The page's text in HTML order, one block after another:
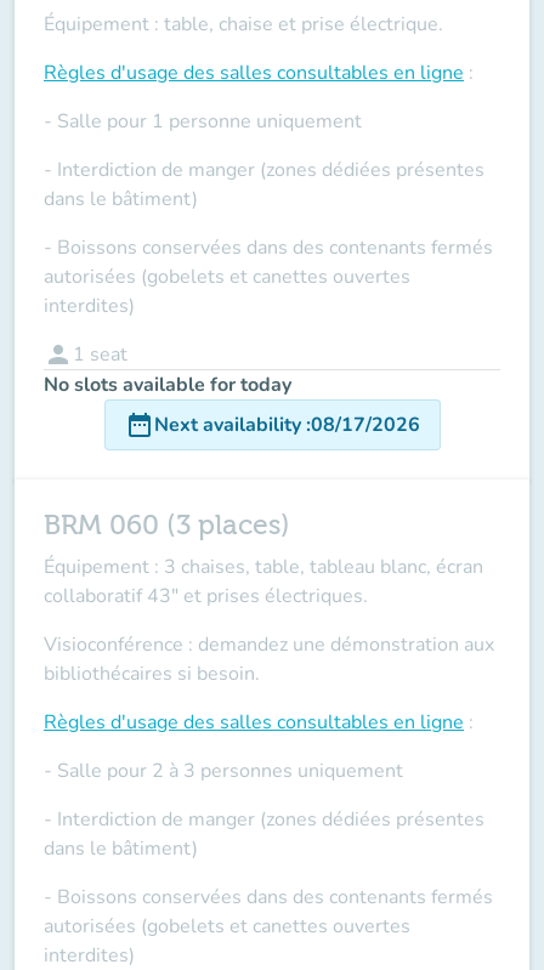
Équipement : table, chaise et prise électrique.
Règles d'usage des salles consultables en ligne :
- Salle pour 1 personne uniquement
- Interdiction de manger (zones dédiées présentes
dans le bâtiment)
- Boissons conservées dans des contenants fermés
autorisées (gobelets et canettes ouvertes
interdites)
person 1 seat
No slots available for today
date_rangeNext availability:08/17/2026
BRM 060 (3 places)
Équipement : 3 chaises, table, tableau blanc, écran
collaboratif 43" et prises électriques.
Visioconférence : demandez une démonstration aux
bibliothécaires si besoin.
Règles d'usage des salles consultables en ligne :
- Salle pour 2 à 3 personnes uniquement
- Interdiction de manger (zones dédiées présentes
dans le bâtiment)
- Boissons conservées dans des contenants fermés
autorisées (gobelets et canettes ouvertes
interdites)